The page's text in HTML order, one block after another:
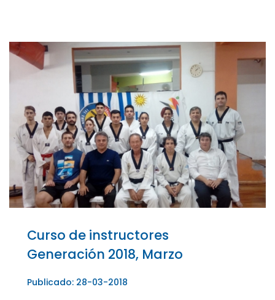
Curso de instructores
Generación 2018, Marzo
Publicado: 28-03-2018